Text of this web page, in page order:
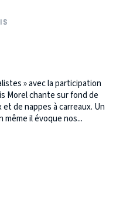
» avec la participation
Morel chante sur fond de
de nappes à carreaux. Un
il évoque nos...